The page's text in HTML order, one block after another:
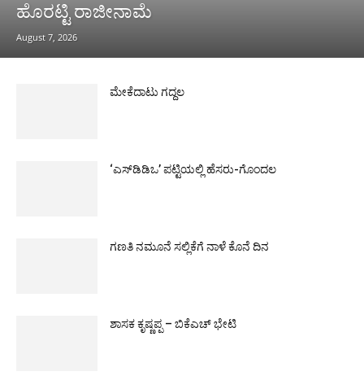
ಹೊರಟ್ಟಿ ರಾಜೀನಾಮೆ
August 7, 2026
ಮೇಕೆದಾಟು ಗದ್ದಲ
‘ಎಸ್‌ಡಿಡಿಒ’ ಪಟ್ಟಿಯಲ್ಲಿ ಹೆಸರು-ಗೊಂದಲ
ಗಣತಿ ನಮೂನೆ ಸಲ್ಲಿಕೆಗೆ ನಾಳೆ ಕೊನೆ ದಿನ
ಶಾಸಕ ಕೃಷ್ಣಪ್ಪ – ಬಿಕೆಎಚ್ ಭೇಟಿ